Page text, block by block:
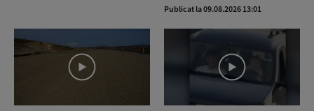
Publicat la 09.08.2026 13:01